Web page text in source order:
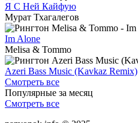
Я С Ней Кайфую
Мурат Тхагалегов
Im Alone
Melisa & Tommo
Azeri Bass Music (Kavkaz Remix)
Смотреть все
Популярные за месяц
Смотреть все